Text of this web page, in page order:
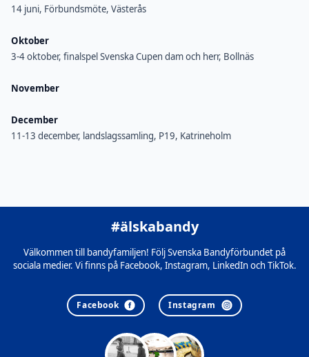
14 juni, Förbundsmöte, Västerås
Oktober
3-4 oktober, finalspel Svenska Cupen dam och herr, Bollnäs
November
December
11-13 december, landslagssamling, P19, Katrineholm
#älskabandy
Välkommen till bandyfamiljen! Följ Svenska Bandyförbundet på
sociala medier. Vi finns på Facebook, Instagram, LinkedIn och TikTok.
Facebook Instagram